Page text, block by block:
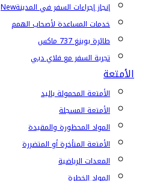
إنجاز إجراءات السفر في المدينةNew
خدمات المساعدة لأصحاب الهمم
طائرة بوينغ 737 ماكس
تجربة السفر مع فلاي دبي
الأمتعة
الأمتعة المحمولة باليد
الأمتعة المسجلة
المواد المحظورة والمقيدة
الأمتعة المتأخرة أو المتضررة
المعدات الرياضية
المواد الخطرة